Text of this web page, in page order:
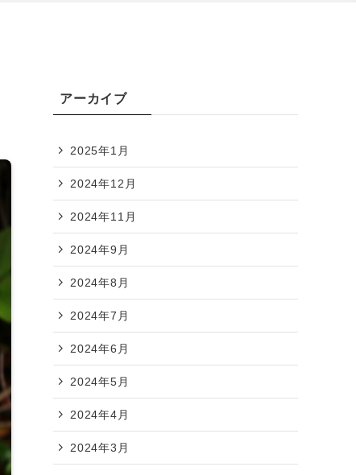
アーカイブ
2025年1月
2024年12月
2024年11月
2024年9月
2024年8月
2024年7月
2024年6月
2024年5月
2024年4月
2024年3月